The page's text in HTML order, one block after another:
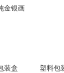
金银画
装盒 塑料包